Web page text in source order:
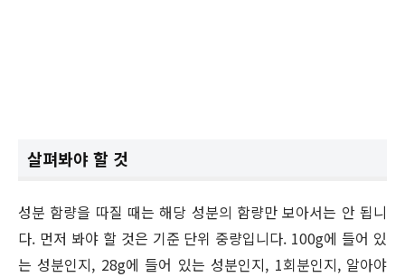
살펴봐야 할 것
성분 함량을 따질 때는 해당 성분의 함량만 보아서는 안 됩니
다. 먼저 봐야 할 것은 기준 단위 중량입니다. 100g에 들어 있
는 성분인지, 28g에 들어 있는 성분인지, 1회분인지, 알아야